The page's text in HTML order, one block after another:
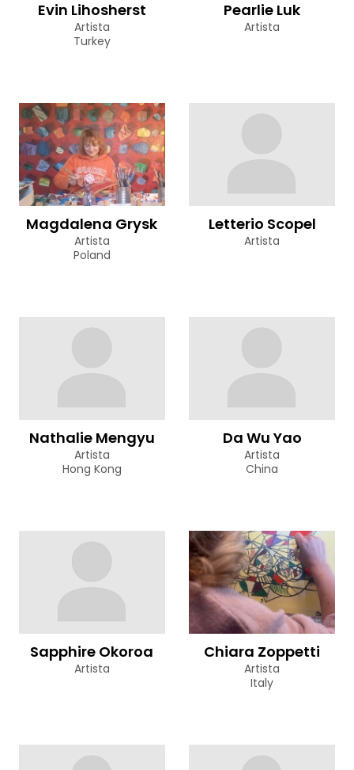
Evin Lihosherst
Artista
Turkey
Pearlie Luk
Artista
Magdalena Grysk
Artista
Poland
Letterio Scopel
Artista
Nathalie Mengyu
Artista
Hong Kong
Da Wu Yao
Artista
China
Sapphire Okoroa
Artista
Chiara Zoppetti
Artista
Italy